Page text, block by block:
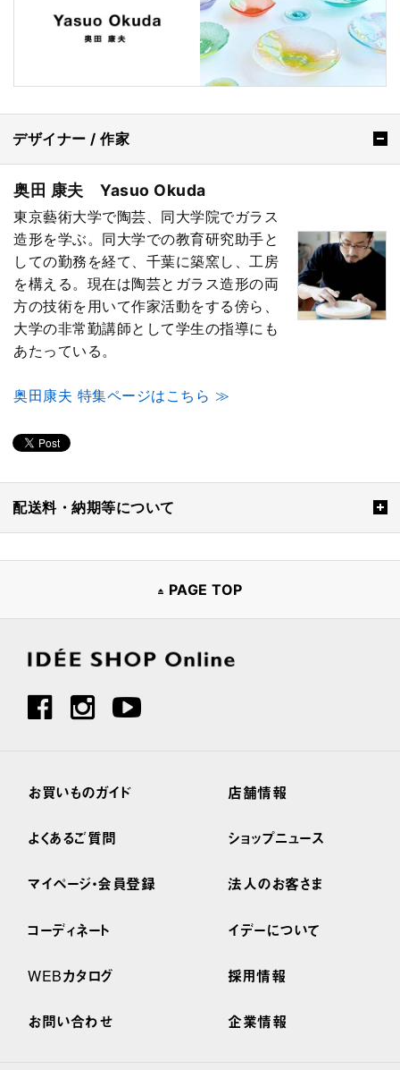
デザイナー / 作家
奥田 康夫 Yasuo Okuda
東京藝術大学で陶芸、同大学院でガラス
造形を学ぶ。同大学での教育研究助手と
しての勤務を経て、千葉に築窯し、工房
を構える。現在は陶芸とガラス造形の両
方の技術を用いて作家活動をする傍ら、
大学の非常勤講師として学生の指導にも
あたっている。
奥田康夫 特集ページはこちら ≫
配送料・納期等について
PAGE TOP
お買いものガイド
よくあるご質問
マイページ・会員登録
コーディネート
WEBカタログ
お問い合わせ
店舗情報
ショップニュース
法人のお客さま
イデーについて
採用情報
企業情報